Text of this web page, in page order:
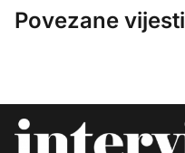
Povezane vijesti